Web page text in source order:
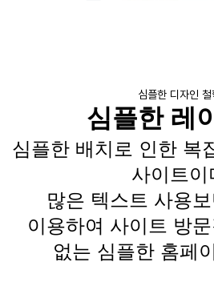
심플한 디자인 철
심플한 레
심플한 배치로 인한 복
사이트이
많은 텍스트 사용
이용하여 사이트 방
없는 심플한 홈페